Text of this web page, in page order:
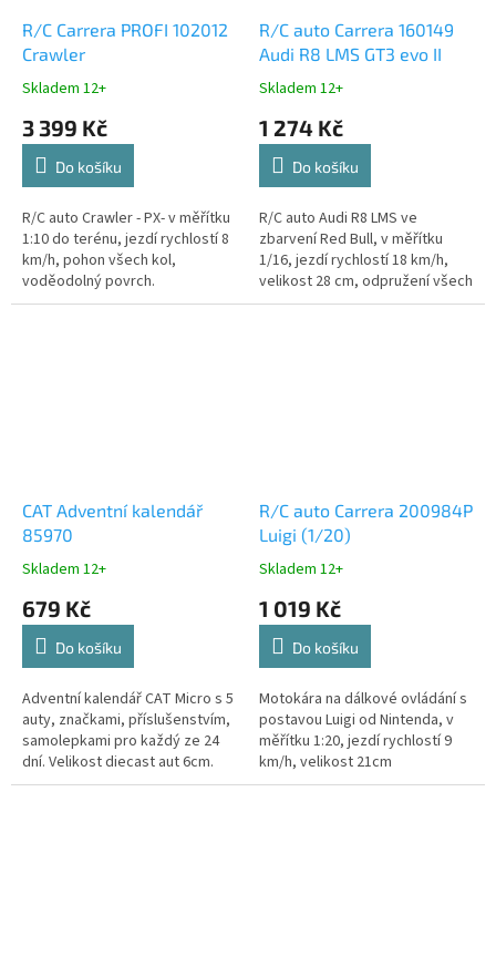
R/C Carrera PROFI 102012
Crawler
Skladem 12+
3 399 Kč
Do košíku
R/C auto Crawler - PX- v měřítku
1:10 do terénu, jezdí rychlostí 8
km/h, pohon všech kol,
voděodolný povrch.
R/C auto Carrera 160149
Audi R8 LMS GT3 evo II
Skladem 12+
1 274 Kč
Do košíku
R/C auto Audi R8 LMS ve
zbarvení Red Bull, v měřítku
1/16, jezdí rychlostí 18 km/h,
velikost 28 cm, odpružení všech
kol, frekvence 2.4GHz, doba
CAT Adventní kalendář
85970
Skladem 12+
679 Kč
Do košíku
Adventní kalendář CAT Micro s 5
auty, značkami, příslušenstvím,
samolepkami pro každý ze 24
dní. Velikost diecast aut 6cm.
R/C auto Carrera 200984P
Luigi (1/20)
Skladem 12+
1 019 Kč
Do košíku
Motokára na dálkové ovládání s
postavou Luigi od Nintenda, v
měřítku 1:20, jezdí rychlostí 9
km/h, velikost 21cm